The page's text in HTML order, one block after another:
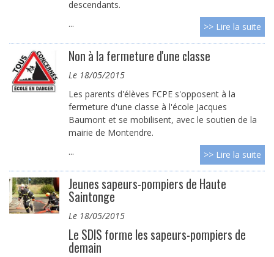
descendants.
...
>> Lire la suite
Non à la fermeture d'une classe
le 18/05/2015
Les parents d'élèves FCPE s'opposent à la
fermeture d'une classe à l'école Jacques
Baumont et se mobilisent, avec le soutien de la
mairie de Montendre.
...
>> Lire la suite
Jeunes sapeurs-pompiers de Haute
Saintonge
le 18/05/2015
Le SDIS forme les sapeurs-pompiers de
demain